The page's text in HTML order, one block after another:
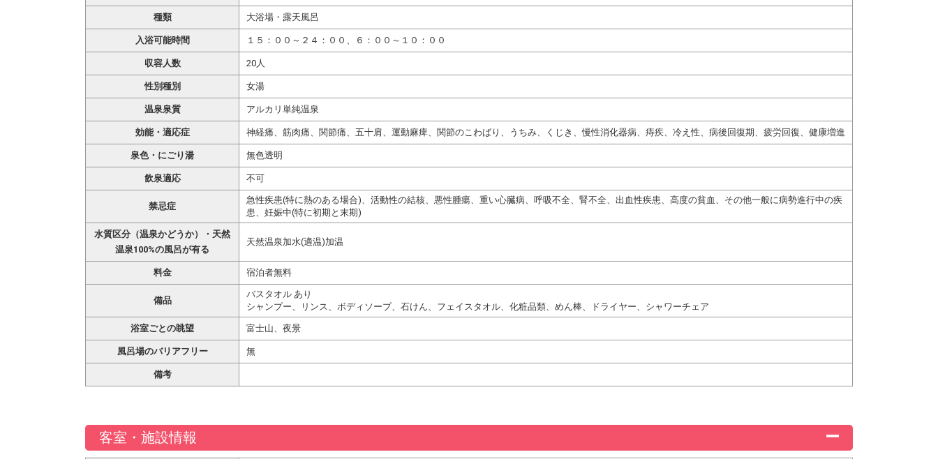
種類 大浴場・露天風呂
入浴可能時間 １５：００～２４：００、６：００～１０：００
収容人数 20人
性別種別 女湯
温泉泉質 アルカリ単純温泉
効能・適応症 神経痛、筋肉痛、関節痛、五十肩、運動麻痺、関節のこわばり、うちみ、くじき、慢性消化器病、痔疾、冷え性、病後回復期、疲労回復、健康増進
泉色・にごり湯 無色透明
飲泉適応 不可
禁忌症
急性疾患(特に熱のある場合)、活動性の結核、悪性腫瘍、重い心臓病、呼吸不全、腎不全、出血性疾患、高度の貧血、その他一般に病勢進行中の疾
患、妊娠中(特に初期と末期)
水質区分（温泉かどうか）・天然
温泉100%の風呂が有る
天然温泉加水(適温)加温
料金 宿泊者無料
備品
バスタオル あり
シャンプー、リンス、ボディソープ、石けん、フェイスタオル、化粧品類、めん棒、ドライヤー、シャワーチェア
浴室ごとの眺望 富士山、夜景
風呂場のバリアフリー 無
備考
客室・施設情報